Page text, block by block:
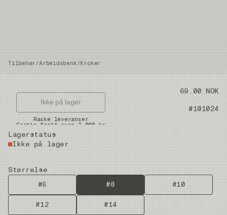
Tilbehør/Arbeidsbenk/Kroker
Pris 69.00 NOK
Artikkelnummer #101024
Lagerstatus
Ikke på lager
Størrelse
#6
#8 #10
#12
#14
Ikke på lager
Raske leveranser
Gratis frakt over 2.000 kr